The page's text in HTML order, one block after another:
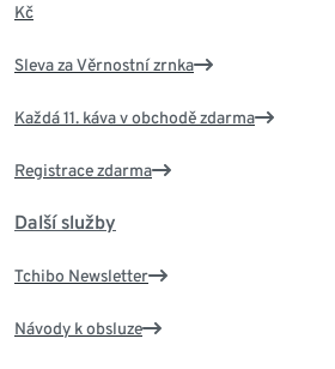
Kč
Sleva za Věrnostní zrnka
Každá 11. káva v obchodě zdarma
Registrace zdarma
Další služby
Tchibo Newsletter
Návody k obsluze